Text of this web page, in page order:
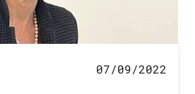
07/09/2022